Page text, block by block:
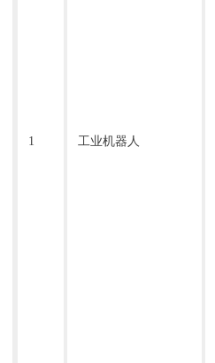
1 工业机器人